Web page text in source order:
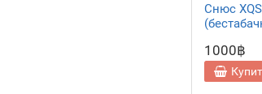
Снюс
1000฿